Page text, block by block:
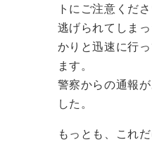
トにご注意くだ
逃げられてしま
かりと迅速に行
ます。
警察からの通報
した。
もっとも、これ